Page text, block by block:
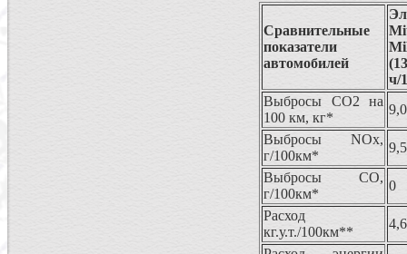
Сравнительные
показатели
автомобилей
ч/
Выбросы СО2 на
100 км, кг*
Выбросы NOx,
г/100км*
Выбросы CO,
г/100км*
0
Расход
кг.у.т./100км**